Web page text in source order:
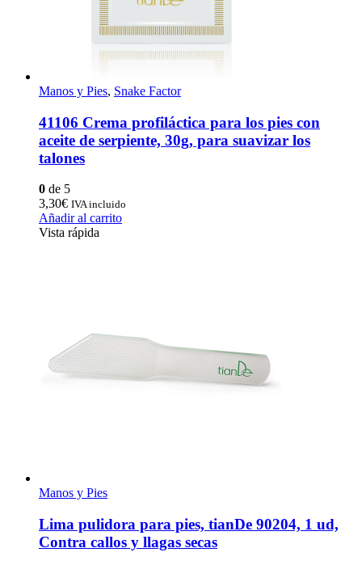
Manos y Pies, Snake Factor
41106 Crema profiláctica para los pies con
aceite de serpiente, 30g, para suavizar los
talones
0 de 5
3,30€ IVA incluido
Añadir al carrito
Vista rápida
Manos y Pies
Lima pulidora para pies, tianDe 90204, 1 ud,
Contra callos y llagas secas